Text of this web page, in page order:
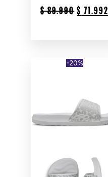
$89.990ORIGINAL
$ 71.992
-20%